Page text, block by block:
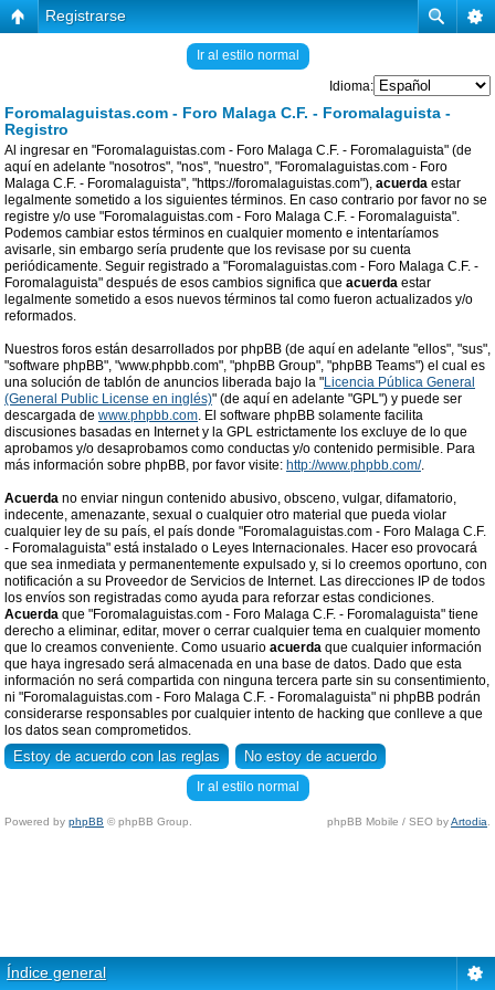
Registrarse
Ir al estilo normal
Idioma:
Foromalaguistas.com - Foro Malaga C.F. - Foromalaguista -
Registro
Al ingresar en "Foromalaguistas.com - Foro Malaga C.F. - Foromalaguista" (de
aquí en adelante "nosotros", "nos", "nuestro", "Foromalaguistas.com - Foro
Malaga C.F. - Foromalaguista", "https://foromalaguistas.com"), acuerda estar
legalmente sometido a los siguientes términos. En caso contrario por favor no se
registre y/o use "Foromalaguistas.com - Foro Malaga C.F. - Foromalaguista".
Podemos cambiar estos términos en cualquier momento e intentaríamos
avisarle, sin embargo sería prudente que los revisase por su cuenta
periódicamente. Seguir registrado a "Foromalaguistas.com - Foro Malaga C.F. -
Foromalaguista" después de esos cambios significa que acuerda estar
legalmente sometido a esos nuevos términos tal como fueron actualizados y/o
reformados.
Nuestros foros están desarrollados por phpBB (de aquí en adelante "ellos", "sus",
"software phpBB", "www.phpbb.com", "phpBB Group", "phpBB Teams") el cual es
una solución de tablón de anuncios liberada bajo la "Licencia Pública General
(General Public License en inglés)" (de aquí en adelante "GPL") y puede ser
descargada de www.phpbb.com. El software phpBB solamente facilita
discusiones basadas en Internet y la GPL estrictamente los excluye de lo que
aprobamos y/o desaprobamos como conductas y/o contenido permisible. Para
más información sobre phpBB, por favor visite: http://www.phpbb.com/.
Acuerda no enviar ningun contenido abusivo, obsceno, vulgar, difamatorio,
indecente, amenazante, sexual o cualquier otro material que pueda violar
cualquier ley de su país, el país donde "Foromalaguistas.com - Foro Malaga C.F.
- Foromalaguista" está instalado o Leyes Internacionales. Hacer eso provocará
que sea inmediata y permanentemente expulsado y, si lo creemos oportuno, con
notificación a su Proveedor de Servicios de Internet. Las direcciones IP de todos
los envíos son registradas como ayuda para reforzar estas condiciones.
Acuerda que "Foromalaguistas.com - Foro Malaga C.F. - Foromalaguista" tiene
derecho a eliminar, editar, mover o cerrar cualquier tema en cualquier momento
que lo creamos conveniente. Como usuario acuerda que cualquier información
que haya ingresado será almacenada en una base de datos. Dado que esta
información no será compartida con ninguna tercera parte sin su consentimiento,
ni "Foromalaguistas.com - Foro Malaga C.F. - Foromalaguista" ni phpBB podrán
considerarse responsables por cualquier intento de hacking que conlleve a que
los datos sean comprometidos.
Ir al estilo normal
Powered by phpBB © phpBB Group. phpBB Mobile / SEO byArtodia
Índice general